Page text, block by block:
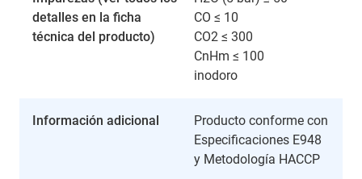
detalles en la ficha
técnica del producto)
CO ≤ 10
CO2 ≤ 300
CnHm ≤ 100
inodoro
Información adicional
Producto conforme con
Especificaciones E948
y Metodología HACCP